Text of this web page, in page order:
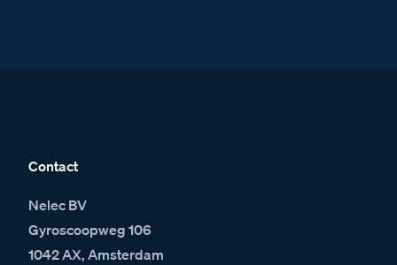
Contact
Nelec BV
Gyroscoopweg 106
1042 AX, Amsterdam